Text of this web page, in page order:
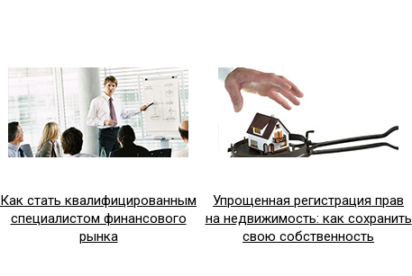
Как стать квалифицированным
специалистом финансового
рынка
Упрощенная регистрация прав
на недвижимость: как сохранить
свою собственность